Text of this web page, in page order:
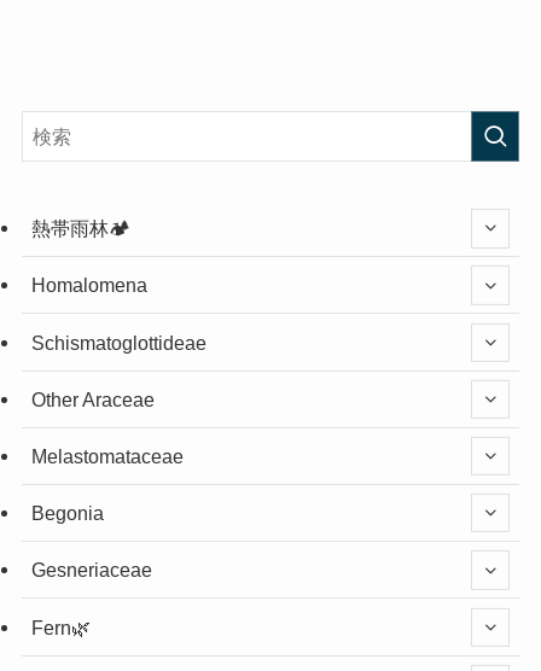
熱帯雨林🏕️
Homalomena
Schismatoglottideae
Other Araceae
Melastomataceae
Begonia
Gesneriaceae
Fern🌿